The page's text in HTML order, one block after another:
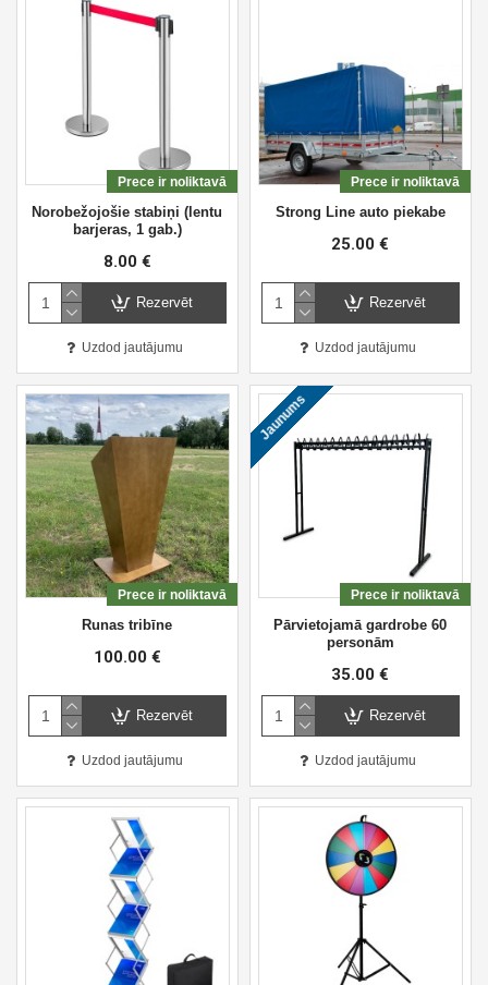
Prece ir noliktavā
Norobežojošie stabiņi (lentu
barjeras, 1 gab.)
8.00 €
Rezervēt
Uzdod jautājumu
Prece ir noliktavā
Strong Line auto piekabe
25.00 €
Rezervēt
Uzdod jautājumu
Prece ir noliktavā
Runas tribīne
100.00 €
Rezervēt
Uzdod jautājumu
Jaunums
Prece ir noliktavā
Pārvietojamā gardrobe 60
personām
35.00 €
Rezervēt
Uzdod jautājumu